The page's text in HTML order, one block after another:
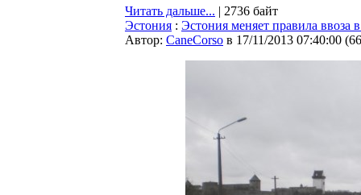
Читать дальше... | 2736 байт
Эстония : Эстония меняет правила ввоза
Автор: CaneCorso в 17/11/2013 07:40:00 (